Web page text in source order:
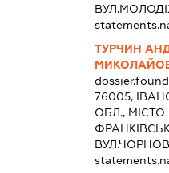
ТУРЧИН
76005,
ОБЛ., МІСТО